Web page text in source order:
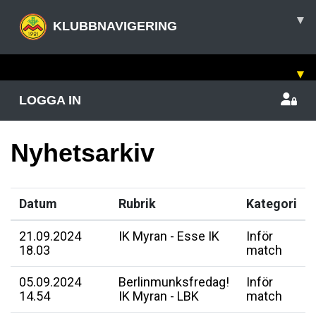
KLUBBNAVIGERING ▾
▾
LOGGA IN
Nyhetsarkiv
Datum Rubrik Kategori
21.09.2024
18.03
IK Myran - Esse IK
Inför
match
05.09.2024
14.54
Berlinmunksfredag!
IK Myran - LBK
Inför
match